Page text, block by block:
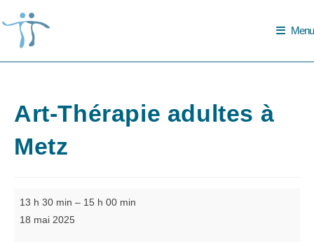
to
content
Menu
Art-Thérapie adultes à
Metz
13 h 30 min – 15 h 00 min
18 mai 2025